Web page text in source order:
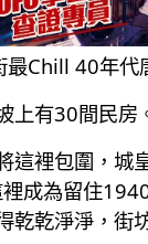
Chill 40年代
上有30間民
這裡包圍，
成為留住
乾淨淨，街